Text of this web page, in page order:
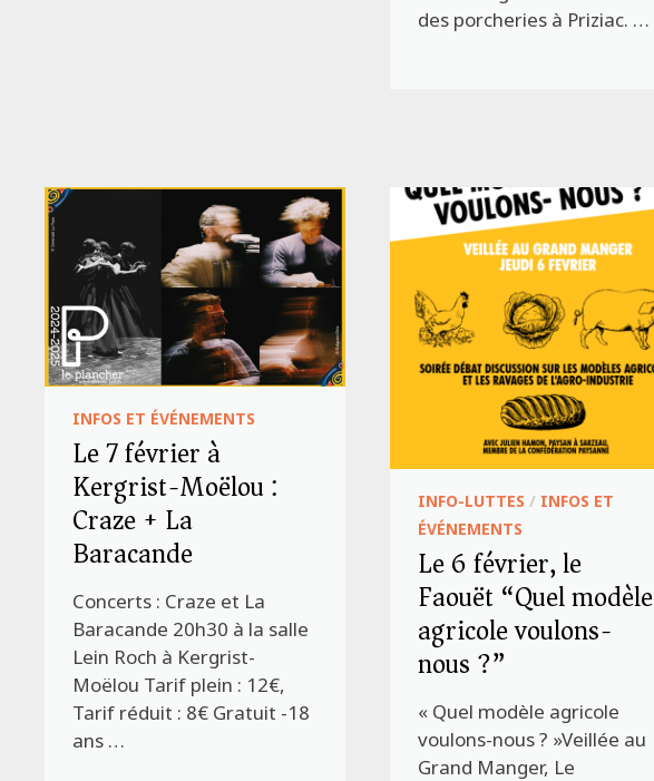
des porcheries à Priziac. …
INFOS ET ÉVÉNEMENTS
Le 7 février à
Kergrist-Moëlou :
Craze + La
Baracande
Concerts : Craze et La
Baracande 20h30 à la salle
Lein Roch à Kergrist-
Moëlou Tarif plein : 12€,
Tarif réduit : 8€ Gratuit -18
ans …
INFO-LUTTES / INFOS ET
ÉVÉNEMENTS
Le 6 février, le
Faouët “Quel modèle
agricole voulons-
nous ?”
« Quel modèle agricole
voulons-nous ? »Veillée au
Grand Manger, Le